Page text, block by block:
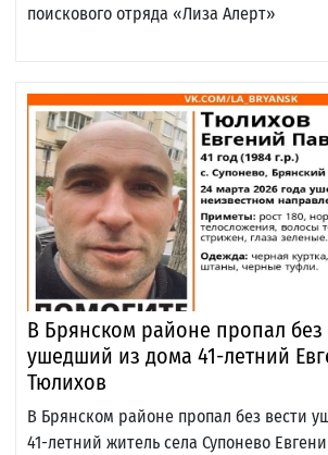
поискового отряда «Лиза Алерт»
В Брянском районе пропал без
ушедший из дома 41-летний
Тюлихов
В Брянском районе пропал без вести
41-летний житель села Супонево